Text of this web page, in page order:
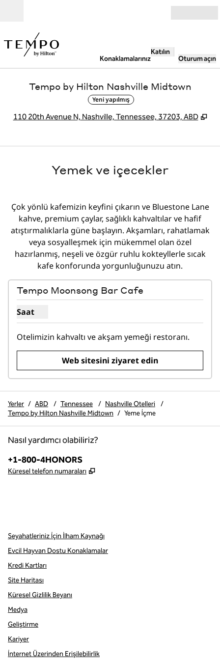
Konaklamalarınız
Katılın
Oturum açın
Tempo by Hilton Nashville Midtown
Yeni yapılmış
110 20th Avenue N, Nashville, Tennessee, 37203, ABD ,
Yemek ve içecekler
Çok yönlü kafemizin keyfini çıkarın ve Bluestone Lane
kahve, premium çaylar, sağlıklı kahvaltılar ve hafif
atıştırmalıklarla güne başlayın. Akşamları, rahatlamak
veya sosyalleşmek için mükemmel olan özel
hazırlanmış, neşeli ve özgür ruhlu kokteyllerle sıcak
kafe konforunda yorgunluğunuzu atın.
1 / 2
Tempo Moonsong Bar Cafe
Saat
Tempo Moonsong Bar Cafe için saat gösterin
Otelimizin kahvaltı ve akşam yemeği restoranı.
Web sitesini ziyaret edin
Yerler / ABD / Tennessee / Nashville Otelleri
/
Tempo by Hilton Nashville Midtown / Yeme İçme
Nasıl yardımcı olabiliriz?
Telefon:
+1-800-4HONORS
Küresel telefon numaraları ,
Seyahatleriniz İçin İlham Kaynağı
Evcil Hayvan Dostu Konaklamalar
Kredi Kartları
Site Haritası
Küresel Gizlilik Beyanı
Medya
Geliştirme
Kariyer
İnternet Üzerinden Erişilebilirlik